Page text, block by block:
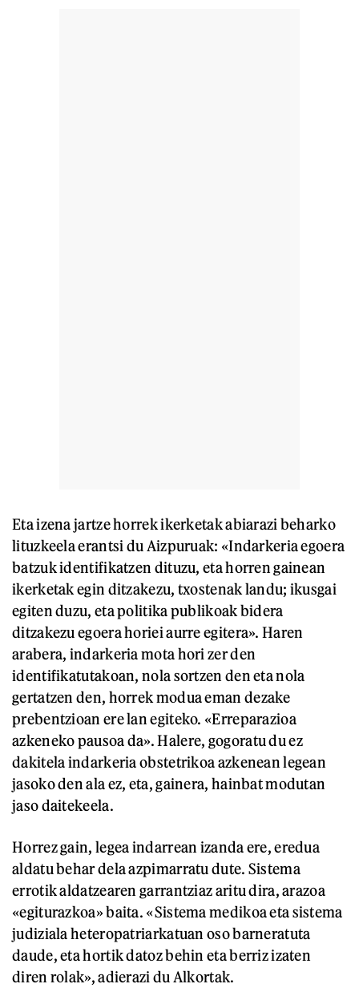
Eta izena jartze horrek ikerketak abiarazi beharko
lituzkeela erantsi du Aizpuruak: «Indarkeria egoera
batzuk identifikatzen dituzu, eta horren gainean
ikerketak egin ditzakezu, txostenak landu; ikusgai
egiten duzu, eta politika publikoak bidera
ditzakezu egoera horiei aurre egitera». Haren
arabera, indarkeria mota hori zer den
identifikatutakoan, nola sortzen den eta nola
gertatzen den, horrek modua eman dezake
prebentzioan ere lan egiteko. «Erreparazioa
azkeneko pausoa da». Halere, gogoratu du ez
dakitela indarkeria obstetrikoa azkenean legean
jasoko den ala ez, eta, gainera, hainbat modutan
jaso daitekeela.
Horrez gain, legea indarrean izanda ere, eredua
aldatu behar dela azpimarratu dute. Sistema
errotik aldatzearen garrantziaz aritu dira, arazoa
«egiturazkoa» baita. «Sistema medikoa eta sistema
judiziala heteropatriarkatuan oso barneratuta
daude, eta hortik datoz behin eta berriz izaten
diren rolak», adierazi du Alkortak.